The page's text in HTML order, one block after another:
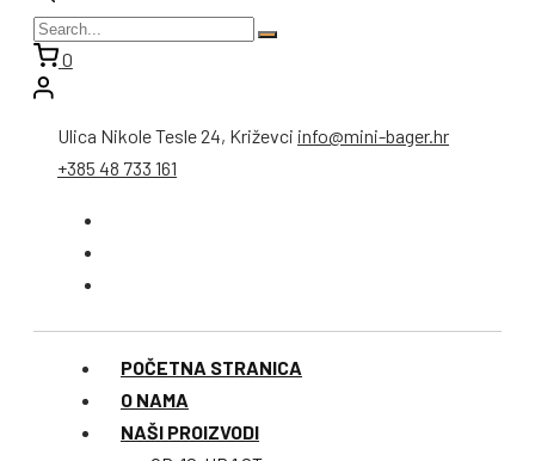
0
Ulica Nikole Tesle 24, Križevci info@mini-bager.hr
+385 48 733 161
POČETNA STRANICA
O NAMA
NAŠI PROIZVODI